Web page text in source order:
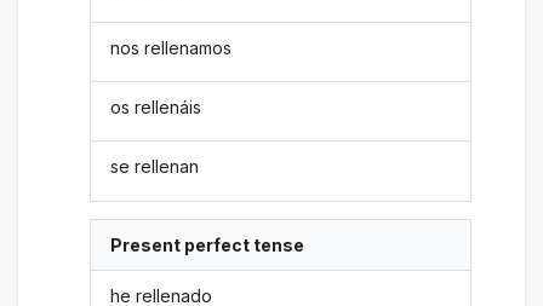
nos rellenamos
os rellenáis
se rellenan
Present perfect tense
he rellenado